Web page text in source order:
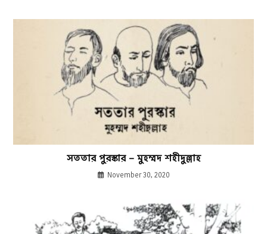
সততার পুরস্কার – মুহম্মদ শহীদুল্লাহ
November 30, 2020